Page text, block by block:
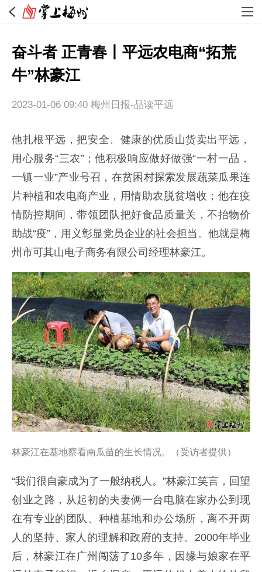
奋斗者 正青春丨平远农电商“拓荒
牛”林豪江
2023-01-06 09:40 梅州日报-品读平远
他扎根平远，把安全、健康的优质山货卖出平远，
用心服务“三农”；他积极响应做好做强“一村一品，
一镇一业”产业号召，在贫困村探索发展蔬菜瓜果连
片种植和农电商产业，用情助农脱贫增收；他在疫
情防控期间，带领团队把好食品质量关，不抬物价
助战“疫”，用义彰显党员企业的社会担当。他就是梅
州市可其山电子商务有限公司经理林豪江。
林豪江在基地察看南瓜苗的生长情况。（受访者提供）
“我们很自豪成为了一般纳税人。”林豪江笑言，回望
创业之路，从起初的夫妻俩一台电脑在家办公到现
在有专业的团队、种植基地和办公场所，离不开两
人的坚持、家人的理解和政府的支持。2000年毕业
后，林豪江在广州闯荡了10多年，因缘与娘家在平